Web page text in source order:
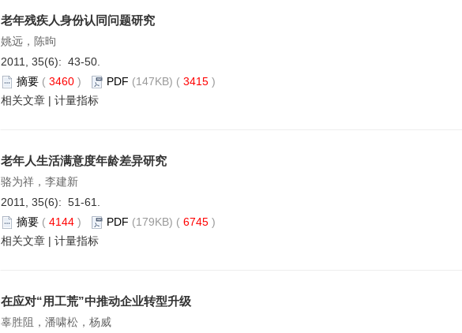
老年残疾人身份认同问题研究
姚远，陈昫
2011, 35(6): 43-50.
摘要 ( 3460 ) PDF (147KB) ( 3415 )
相关文章 | 计量指标
老年人生活满意度年龄差异研究
骆为祥，李建新
2011, 35(6): 51-61.
摘要 ( 4144 ) PDF (179KB) ( 6745 )
相关文章 | 计量指标
在应对“用工荒”中推动企业转型升级
辜胜阻，潘啸松，杨威